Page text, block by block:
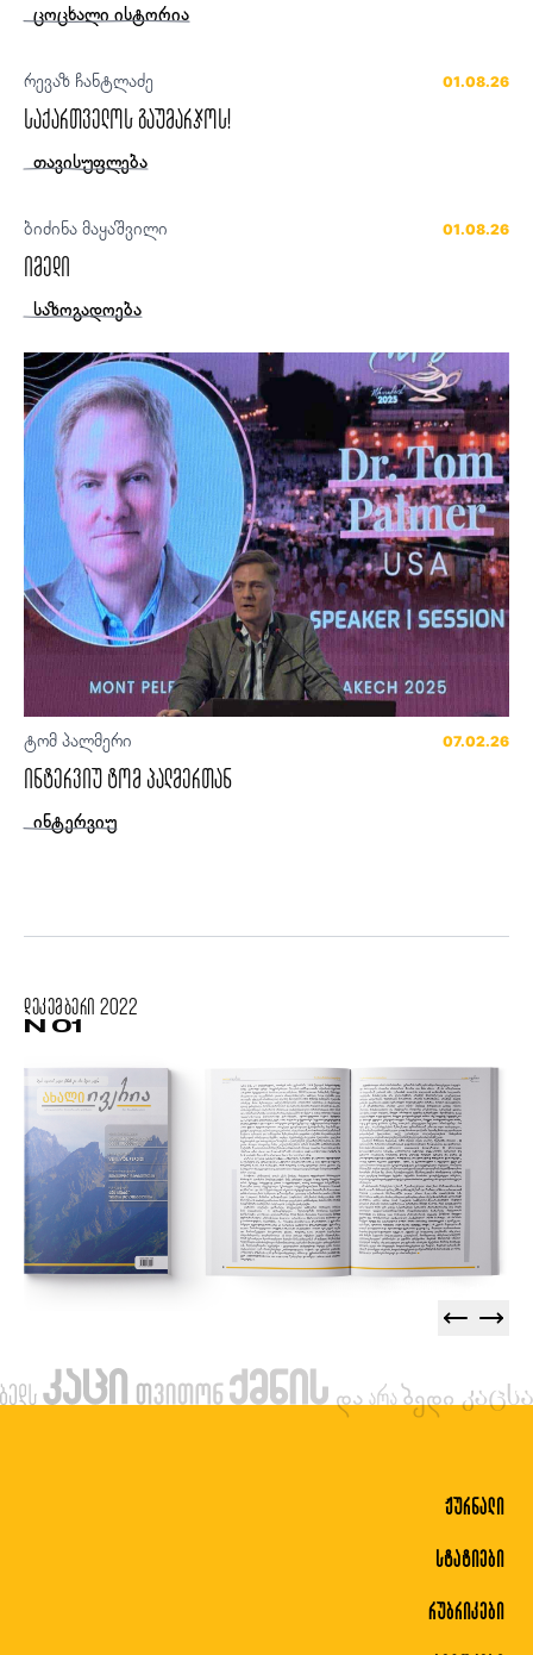
ცოცხალი ისტორია
რევაზ ჩანტლაძე 01.08.26
საქართველოს გაუმარჯოს!
თავისუფლება
ბიძინა მაყაშვილი 01.08.26
იმედი
საზოგადოება
ტომ პალმერი 07.02.26
ინტერვიუ ტომ პალმერთან
ინტერვიუ
დეკემბერი 2022
N 01
ჟურნალი
სტატიები
რუბრიკები